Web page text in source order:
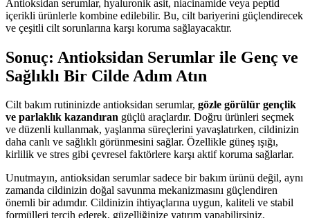
Antioksidan serumlar, hyaluronik asit, niacinamide veya peptid
içerikli ürünlerle kombine edilebilir. Bu, cilt bariyerini güçlendirecek
ve çeşitli cilt sorunlarına karşı koruma sağlayacaktır.
Sonuç: Antioksidan Serumlar ile Genç ve
Sağlıklı Bir Cilde Adım Atın
Cilt bakım rutininizde antioksidan serumlar, gözle görülür gençlik
ve parlaklık kazandıran güçlü araçlardır. Doğru ürünleri seçmek
ve düzenli kullanmak, yaşlanma süreçlerini yavaşlatırken, cildinizin
daha canlı ve sağlıklı görünmesini sağlar. Özellikle güneş ışığı,
kirlilik ve stres gibi çevresel faktörlere karşı aktif koruma sağlarlar.
Unutmayın, antioksidan serumlar sadece bir bakım ürünü değil, aynı
zamanda cildinizin doğal savunma mekanizmasını güçlendiren
önemli bir adımdır. Cildinizin ihtiyaçlarına uygun, kaliteli ve stabil
formülleri tercih ederek, güzelliğinize yatırım yapabilirsiniz.